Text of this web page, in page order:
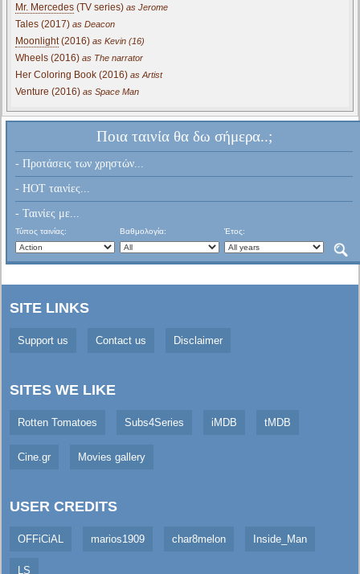
Mr. Mercedes (TV series) as Jerome
Tales (2017) as Deacon
Moonlight(2016) as Kevin (16)
Wheels (2016) as The narrator
Her Coloring Book (2016) as Artist
Venture (2016) as Space Man
Ποια ταινία θα δω σήμερα..;
- Προτάσεις των χρηστών...
- HOT ταινίες...
- Ταινίες με...
Τύπος ταινίας: Βαθμολογία: Έτος:
SITE LINKS
Support us Contact us Disclaimer
SITES WE LIKE
Rotten Tomatoes Subs4Series iMDB tMDB
Cine.gr Movies gallery
USER CREDITS
OFFiCiAL marios1909 char8melon Inside_Man
LS